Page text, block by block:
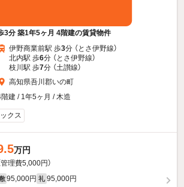
3分 築1年5ヶ月 4階建の賃貸物件
伊野商業前駅 歩3分 （とさ伊野線）
北内駅 歩6分 （とさ伊野線）
枝川駅 歩7分 （土讃線）
高知県吾川郡いの町
建 / 1年5ヶ月 / 木造
クス
万円
管理費5,000円）
95,000円 礼 95,000円